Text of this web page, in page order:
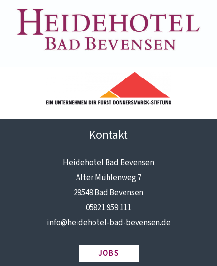
Kontakt
Heidehotel Bad Bevensen
Alter Mühlenweg 7
29549 Bad Bevensen
05821 959 111
info@heidehotel-bad-bevensen.de
JOBS